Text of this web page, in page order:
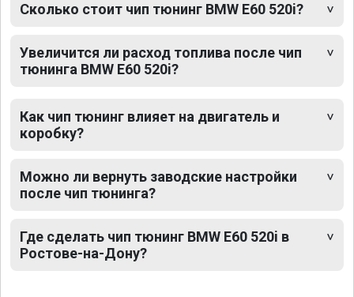
Сколько стоит чип тюнинг BMW E60 520i?
Увеличится ли расход топлива после чип
тюнинга BMW E60 520i?
Как чип тюнинг влияет на двигатель и
коробку?
Можно ли вернуть заводские настройки
после чип тюнинга?
Где сделать чип тюнинг BMW E60 520i в
Ростове-на-Дону?